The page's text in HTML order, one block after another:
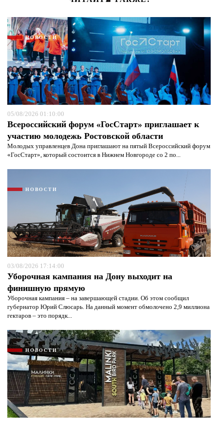
НОВОСТИ
05/08/2026 01:10:00
Всероссийский форум «ГосСтарт» приглашает к
участию молодежь Ростовской области
Молодых управленцев Дона приглашают на пятый Всероссийский форум
«ГосСтарт», который состоится в Нижнем Новгороде со 2 по...
НОВОСТИ
03/08/2026 17:14:00
Уборочная кампания на Дону выходит на
финишную прямую
Уборочная кампания – на завершающей стадии. Об этом сообщил
губернатор Юрий Слюсарь. На данный момент обмолочено 2,9 миллиона
гектаров – это порядк...
НОВОСТИ